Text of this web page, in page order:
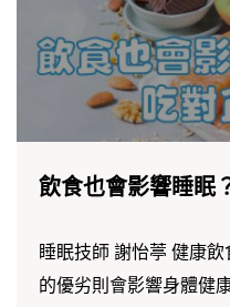
飲食也會影響睡眠
睡眠技師 謝怡葶 健康
的優劣則會影響身體健